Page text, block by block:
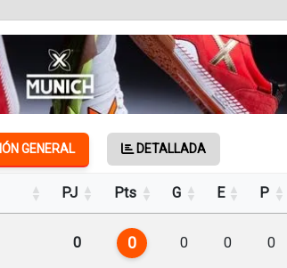
GENERAL DETALLADA
PJ Pts G E P
0 0 0 0 0